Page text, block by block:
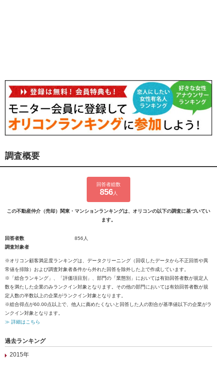
調査概要
回答者総数
856人
この不動産仲介（売却）関東・マンションランキングは、オリコンの以下の調査に基づいてい
ます。
回答者数
856人
調査対象者
※オリコン顧客満足度ランキングは、データクリーニング（回収したデータから不正回答や異
常値を排除）および調査対象者条件から外れた回答を除外した上で作成しています。
※「総合ランキング」、「評価項目別」、部門の「業態別」においては有効回答者数が規定人
数を満たした企業のみランクイン対象となります。その他の部門においては有効回答者数が規
定人数の半数以上の企業がランクイン対象となります。
※総合得点が60.00点以上で、他人に薦めたくないと回答した人の割合が基準値以下の企業がラ
ンクイン対象となります。
≫ 詳細はこちら
過去ランキング
2015年